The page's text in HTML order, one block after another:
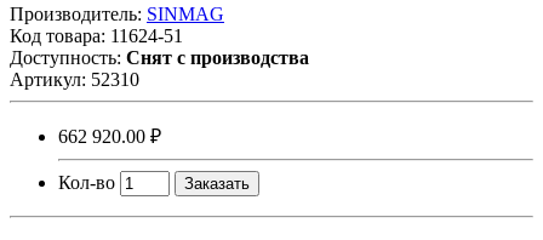
Производитель: SINMAG
Код товара: 11624-51
Доступность: Снят с производства
Артикул: 52310
662 920.00 ₽
Кол-во Заказать